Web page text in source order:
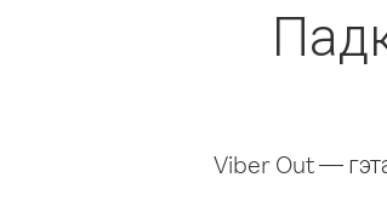
Viber Out —